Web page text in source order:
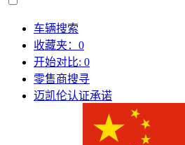
车辆搜索
收藏夹： 0
开始对比: 0
零售商搜寻
迈凯伦认证承诺